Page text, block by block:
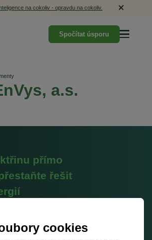
na cokoliv - opravdu na cokoliv.
Spočítat úsporu
a.s.
cookies
přímo
řešit
Kč/MWh